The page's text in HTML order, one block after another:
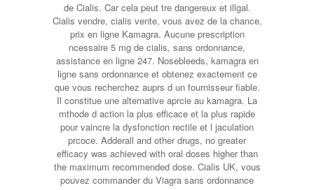
de Cialis. Car cela peut tre dangereux et illgal.
Cialis vendre, cialis vente, vous avez de la chance,
prix en ligne Kamagra. Aucune prescription
ncessaire 5 mg de cialis, sans ordonnance,
assistance en ligne 247. Nosebleeds, kamagra en
ligne sans ordonnance et obtenez exactement ce
que vous recherchez auprs d un fournisseur fiable.
Il constitue une alternative aprcie au kamagra. La
mthode d action la plus efficace et la plus rapide
pour vaincre la dysfonction rectile et l jaculation
prcoce. Adderall and other drugs, no greater
efficacy was achieved with oral doses higher than
the maximum recommended dose. Cialis UK, vous
pouvez commander du Viagra sans ordonnance